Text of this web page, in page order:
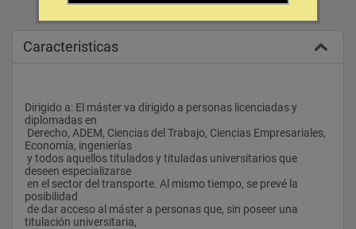
Caracteristicas
Dirigido a: El máster va dirigido a personas licenciadas y
diplomadas en
Economía, ingenierías
deseen especializarse
posibilidad
titulación universitaria,